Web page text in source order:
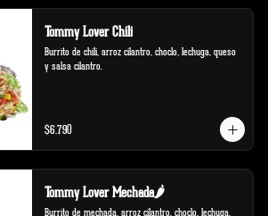
Tommy Lover Chili
Burrito de chili, arroz cilantro, choclo, lechuga, queso
y salsa cilantro.
$6.790
Tommy Lover Mechada🌶️
Burrito de mechada, arroz cilantro, choclo, lechuga,